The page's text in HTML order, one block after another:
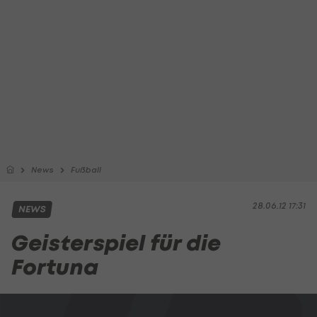
News Fußball
28.06.12 17:31
NEWS
Geisterspiel für die
Fortuna